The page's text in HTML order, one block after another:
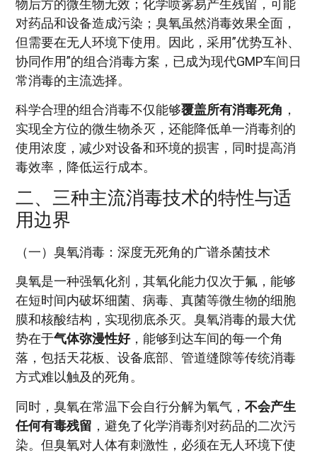
物后方的微生物无效；化学喷雾易产生残留，可能
对药品和设备造成污染；臭氧虽然消毒效果全面，
但需要在无人环境下使用。因此，采用”优势互补、
协同作用”的组合消毒方案，已成为现代GMP车间日
常消毒的主流选择。
科学合理的组合消毒不仅能够覆盖所有消毒死角 ，
实现全方位的微生物杀灭，还能降低单一消毒剂的
使用浓度，减少对设备和环境的损害，同时提高消
毒效率，降低运行成本。
二、三种主流消毒技术的特性与适
用边界
（一）臭氧消毒：深度无死角的广谱杀菌技术
臭氧是一种强氧化剂，其氧化能力仅次于氟，能够
在短时间内破坏细菌、病毒、真菌等微生物的细胞
膜和核酸结构，实现彻底杀灭。臭氧消毒的最大优
势在于气体弥漫性好，能够到达车间的每一个角
落，包括天花板、设备底部、管道缝隙等传统消毒
方式难以触及的死角。
同时，臭氧在常温下会自行分解为氧气， 不会产生
任何有毒残留 ，避免了化学消毒剂对药品的二次污
染。但臭氧对人体有刺激性，必须在无人环境下使